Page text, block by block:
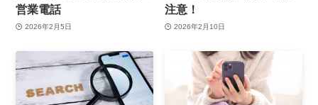
営業電話
2026年2月5日
注意！
2026年2月10日